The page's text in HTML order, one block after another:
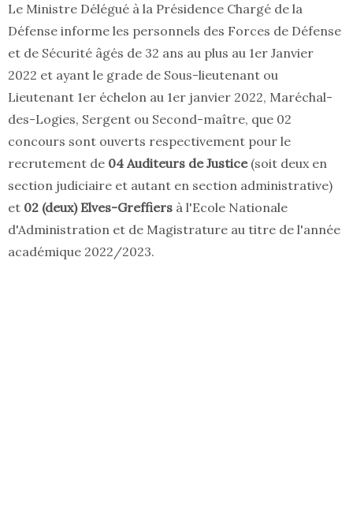
Le Ministre Délégué à la Présidence Chargé de la
Défense informe les personnels des Forces de Défense
et de Sécurité âgés de 32 ans au plus au 1er Janvier
2022 et ayant le grade de Sous-lieutenant ou
Lieutenant 1er échelon au 1er janvier 2022, Maréchal-
des-Logies, Sergent ou Second-maître, que 02
concours sont ouverts respectivement pour le
recrutement de 04 Auditeurs de Justice(soit deux en
section judiciaire et autant en section administrative)
et 02 (deux) Elves-Greffiers à l'Ecole Nationale
d'Administration et de Magistrature au titre de l'année
académique 2022/2023.